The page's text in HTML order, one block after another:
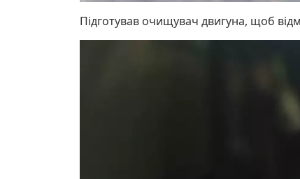
Підготував очищувач двигуна, щоб